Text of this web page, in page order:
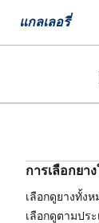
แกลเลอรี่
การเลือกยา
เลือกดูยางทั้งห
เลือกดูตามปร